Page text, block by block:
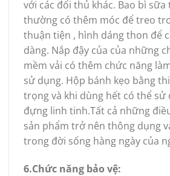
với các đối thủ khác. Bao bì sữa
thường có thêm móc để treo
thuận tiện , hình dáng thon để
dàng. Nắp đậy của của những
mềm vải có thêm chức năng
sử dụng. Hộp bánh kẹo bằng
trọng và khi dùng hết có thể sử
đựng linh tinh.Tất cả những
sản phẩm trở nên thông dụng
trong đời sống hàng ngày của
6.Chức năng bảo vệ: